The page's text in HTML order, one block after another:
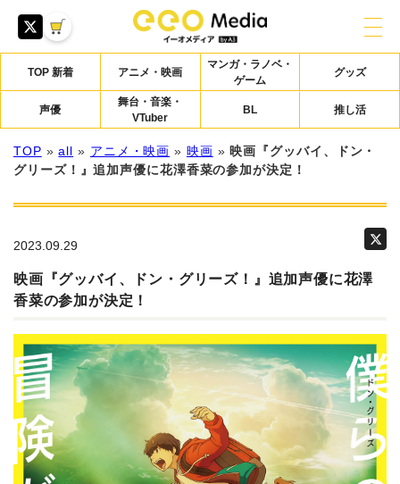
TOP 新着 アニメ・映画
マンガ・ラノベ・
ゲーム
グッズ
声優
舞台・音楽・
VTuber
BL 推し活
TOP »all » アニメ・映画 » 映画 » 映画『グッバイ、ドン・
グリーズ！』追加声優に花澤香菜の参加が決定！
2023.09.29
映画『グッバイ、ドン・グリーズ！』追加声優に花澤
香菜の参加が決定！